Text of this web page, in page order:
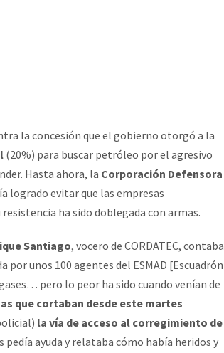
la concesión que el gobierno otorgó a la
(20%) para buscar petróleo por el agresivo
Hasta ahora, la Corporación Defensora
logrado evitar que las empresas
ha sido doblegada con armas.
Santiago, vocero de CORDATEC, contaba
unos 100 agentes del ESMAD [Escuadrón
pero lo peor ha sido cuando venían de
que cortaban desde este martes
la vía de acceso al corregimiento de
pedía ayuda y relataba cómo había heridos y